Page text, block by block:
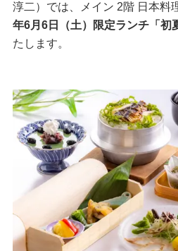
淳二）では、メイン 2階 日本料
年6月6日（土）限定ランチ「初
たします。